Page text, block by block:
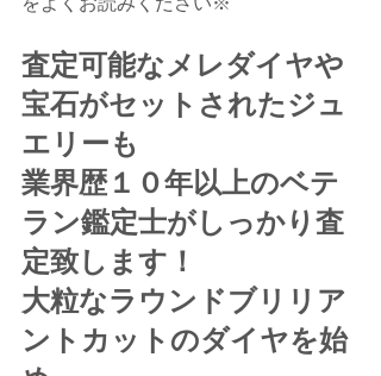
査定可能なメレダイヤや
宝石がセットされたジュ
エリーも
業界歴１０年以上のベテ
ラン鑑定士がしっかり査
定致します！
大粒なラウンドブリリア
ントカットのダイヤを始